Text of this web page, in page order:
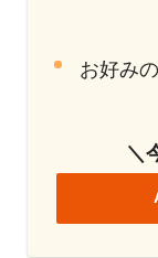
お好み
＼